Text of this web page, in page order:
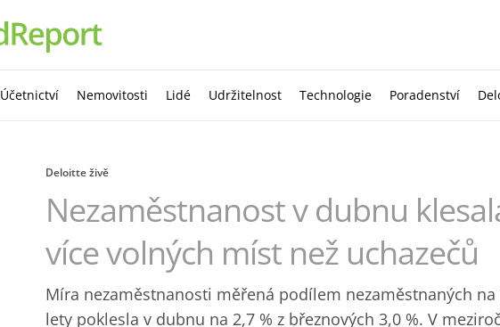
Účetnictví Nemovitosti Lidé Udržitelnost Technologie Poradenství
Deloitte živě
Nezaměstnanost v dubnu
více volných míst než uchazečů
Míra nezaměstnanosti měřená podílem nezaměstnaných
lety poklesla v dubnu na 2,7 % z březnových 3,0 %. V